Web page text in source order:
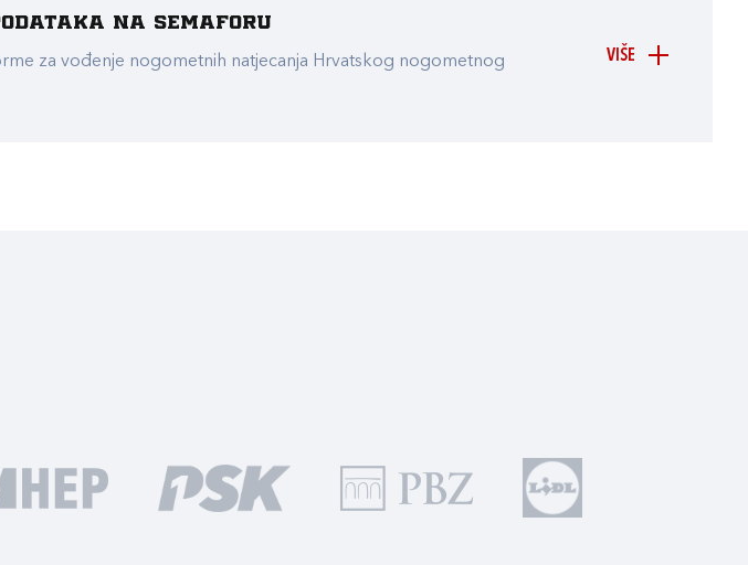
VIŠE
na Semaforu
za vođenje nogometnih natjecanja Hrvatskog nogometnog